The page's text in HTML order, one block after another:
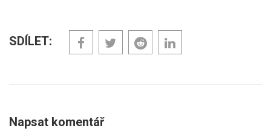
SDÍLET:
Napsat komentář